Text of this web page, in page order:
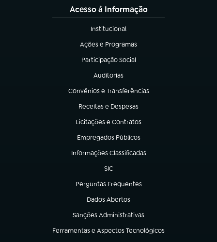
Acesso à Informação
Institucional
(abre em nova aba)
Ações e Programas
(abre em nova aba)
Participação Social
(abre em nova aba)
Auditorias
(abre em nova aba)
Convênios e Transferências
(abre em nova aba)
Receitas e Despesas
(abre em nova aba)
Licitações e Contratos
(abre em nova aba)
Empregados Públicos
(abre em nova aba)
Informações Classificadas
(abre em nova aba)
SIC
(abre em nova aba)
Perguntas Frequentes
(abre em nova aba)
Dados Abertos
(abre em nova aba)
Sanções Administrativas
(abre em nova aba)
Ferramentas e Aspectos Tecnológicos
(abre em nova aba)